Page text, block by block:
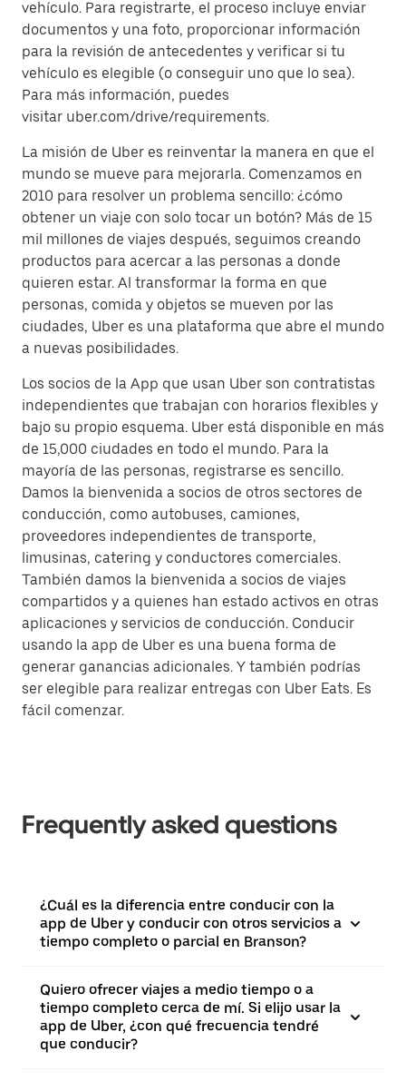
vehículo. Para registrarte, el proceso incluye enviar
documentos y una foto, proporcionar información
para la revisión de antecedentes y verificar si tu
vehículo es elegible (o conseguir uno que lo sea).
Para más información, puedes
visitar uber.com/drive/requirements.
La misión de Uber es reinventar la manera en que el
mundo se mueve para mejorarla. Comenzamos en
2010 para resolver un problema sencillo: ¿cómo
obtener un viaje con solo tocar un botón? Más de 15
mil millones de viajes después, seguimos creando
productos para acercar a las personas a donde
quieren estar. Al transformar la forma en que
personas, comida y objetos se mueven por las
ciudades, Uber es una plataforma que abre el mundo
a nuevas posibilidades.
Los socios de la App que usan Uber son contratistas
independientes que trabajan con horarios flexibles y
bajo su propio esquema. Uber está disponible en más
de 15,000 ciudades en todo el mundo. Para la
mayoría de las personas, registrarse es sencillo.
Damos la bienvenida a socios de otros sectores de
conducción, como autobuses, camiones,
proveedores independientes de transporte,
limusinas, catering y conductores comerciales.
También damos la bienvenida a socios de viajes
compartidos y a quienes han estado activos en otras
aplicaciones y servicios de conducción. Conducir
usando la app de Uber es una buena forma de
generar ganancias adicionales. Y también podrías
ser elegible para realizar entregas con Uber Eats. Es
fácil comenzar.
Frequently asked questions
¿Cuál es la diferencia entre conducir con la
app de Uber y conducir con otros servicios a
tiempo completo o parcial en Branson?
Quiero ofrecer viajes a medio tiempo o a
tiempo completo cerca de mí. Si elijo usar la
app de Uber, ¿con qué frecuencia tendré
que conducir?